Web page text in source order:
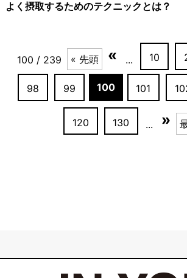
よく摂取するためのテクニックとは？
100 / 239 « 先頭 « ... 10
98 99 100 101
120 130 ... »